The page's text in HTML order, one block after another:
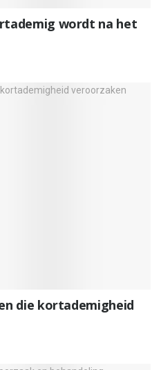
wordt na het
die kortademigheid